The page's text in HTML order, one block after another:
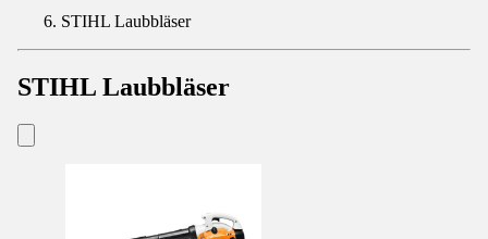
STIHL Laubbläser
STIHL Laubbläser